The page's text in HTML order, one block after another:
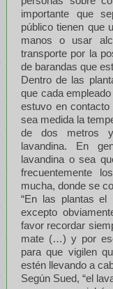
importante que
público tienen que
manos o usar
transporte por la
de barandas que
Dentro de las
que cada
estuvo en
sea medida la
de dos metros y
lavandina. En
lavandina o sea
frecuentemente
mucha, donde se
“En las plantas el
excepto
favor recordar
mate (…) y por
para que vigilen
estén llevando a
Según Sued, “el